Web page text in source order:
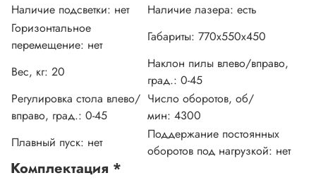
Наличие подсветки: нет Наличие лазера: есть
Горизонтальное
перемещение: нет
Габариты: 770х550х450
Вес, кг: 20
Наклон пилы влево/вправо,
град.: 0-45
Регулировка стола влево/
вправо, град.: 0-45
Число оборотов, об/
мин: 4300
Плавный пуск: нет
Поддержание постоянных
оборотов под нагрузкой: нет
Комплектация *